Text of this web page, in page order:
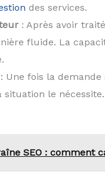
des services.
: Après avoir
fluide. La
Une fois la demande
situation le
SEO : comment